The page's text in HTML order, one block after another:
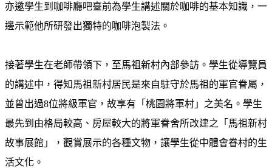
亦邀學生到咖啡廳吧臺前為學生講述關於咖啡的基本知識，一
邊示範他所研發出獨特的咖啡泡製法。
接著學生在老師帶領下，至馬祖新村內部參訪。學生從導覽員
的講述中，得知馬祖新村居民是來自駐守於馬祖的軍官眷屬，
並曾出過8位將級軍官，故享有「桃園將軍村」之美名。學生
最先到由格局較高、房屋較大的將軍眷舍所改建之「馬祖新村
故事展館」，觀賞展示的各種文物，讓學生從中體會眷村的生
活文化。